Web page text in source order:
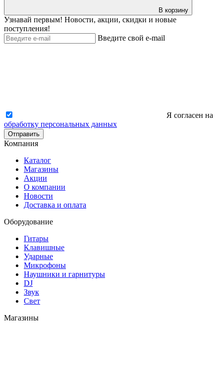
В корзину
Узнавай первым! Новости, акции, скидки и новые
поступления!
Введите свой e-mail
Я согласен на
обработку персональных данных
Отправить
Компания
Каталог
Магазины
Акции
О компании
Новости
Доставка и оплата
Оборудование
Гитары
Клавишные
Ударные
Микрофоны
Наушники и гарнитуры
DJ
Звук
Свет
Магазины